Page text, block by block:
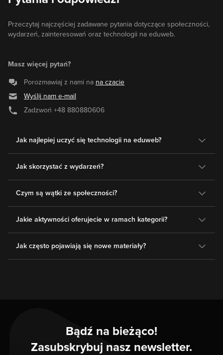
Przeczytaj najczęściej zadawane pytania dotyczące społeczności,
wydarzeń, zainteresowań oraz technologii na eduweb.
Masz więcej pytań?
Porozmawiaj z nami na na czacie
Wyślij nam e-mail
Zadzwoń +48 880880606
Jak najlepiej uczyć się technologii na eduweb?
Jak skorzystać z wydarzeń?
Czym są wątki ze społeczności?
Jakie aktywności oferujecie w ramach kategorii?
Jak często pojawiają się nowe materiały?
Bądź na bieżąco!
Zasubskrybuj nasz newsletter.